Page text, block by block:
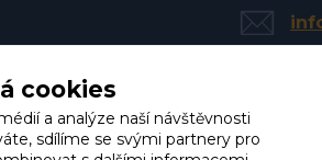
cookies
a analýze naší návštěvnosti
sdílíme se svými partnery pro